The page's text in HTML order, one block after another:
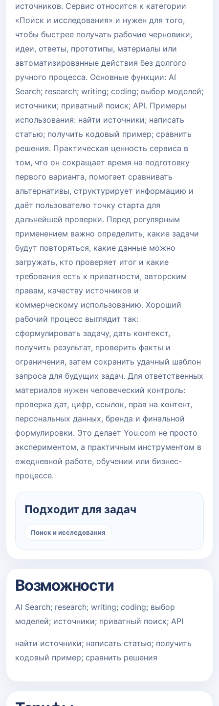
источников. Сервис относится к категории
«Поиск и исследования» и нужен для того,
чтобы быстрее получать рабочие черновики,
идеи, ответы, прототипы, материалы или
автоматизированные действия без долгого
ручного процесса. Основные функции: AI
Search; research; writing; coding; выбор моделей;
источники; приватный поиск; API. Примеры
использования: найти источники; написать
статью; получить кодовый пример; сравнить
решения. Практическая ценность сервиса в
том, что он сокращает время на подготовку
первого варианта, помогает сравнивать
альтернативы, структурирует информацию и
даёт пользователю точку старта для
дальнейшей проверки. Перед регулярным
применением важно определить, какие задачи
будут повторяться, какие данные можно
загружать, кто проверяет итог и какие
требования есть к приватности, авторским
правам, качеству источников и
коммерческому использованию. Хороший
рабочий процесс выглядит так:
сформулировать задачу, дать контекст,
получить результат, проверить факты и
ограничения, затем сохранить удачный шаблон
запроса для будущих задач. Для ответственных
материалов нужен человеческий контроль:
проверка дат, цифр, ссылок, прав на контент,
персональных данных, бренда и финальной
формулировки. Это делает You.com не просто
экспериментом, а практичным инструментом в
ежедневной работе, обучении или бизнес-
процессе.
Подходит для задач
Поиск и исследования
Возможности
AI Search; research; writing; coding; выбор
моделей; источники; приватный поиск; API
найти источники; написать статью; получить
кодовый пример; сравнить решения